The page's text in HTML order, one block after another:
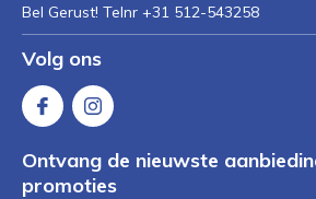
Bel Gerust! Telnr +31 512-543258
Volg ons
Ontvang de nieuwste
promoties